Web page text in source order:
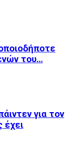
του…
για τον
έχει